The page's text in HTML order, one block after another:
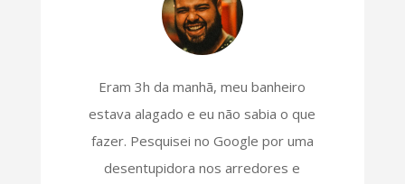
Eram 3h da manhã, meu banheiro
estava alagado e eu não sabia o que
fazer. Pesquisei no Google por uma
desentupidora nos arredores e